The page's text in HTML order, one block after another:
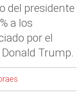
del presidente
a los
por el
Trump.